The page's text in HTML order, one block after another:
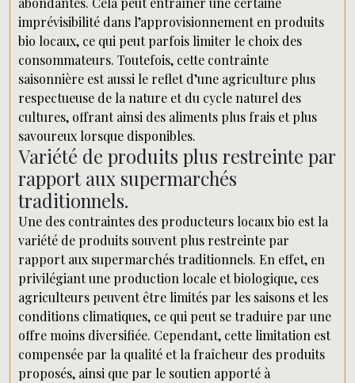
imprévisibilité dans l’approvisionnement en produits
bio locaux, ce qui peut parfois limiter le choix des
consommateurs. Toutefois, cette contrainte
saisonnière est aussi le reflet d’une agriculture plus
respectueuse de la nature et du cycle naturel des
cultures, offrant ainsi des aliments plus frais et plus
savoureux lorsque disponibles.
Variété de produits plus restreinte par
rapport aux supermarchés
traditionnels.
Une des contraintes des producteurs locaux bio est la
variété de produits souvent plus restreinte par
rapport aux supermarchés traditionnels. En effet, en
privilégiant une production locale et biologique, ces
agriculteurs peuvent être limités par les saisons et les
conditions climatiques, ce qui peut se traduire par une
offre moins diversifiée. Cependant, cette limitation est
compensée par la qualité et la fraîcheur des produits
proposés, ainsi que par le soutien apporté à